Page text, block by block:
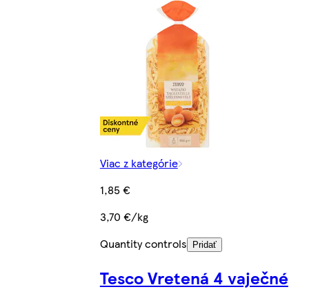
Viac z kategórie
1,85 €
3,70 €/kg
Quantity controls
Pridať
Tesco Vretená 4 vaječné